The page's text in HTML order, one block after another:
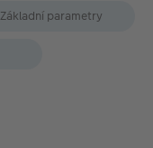
Základní parametry